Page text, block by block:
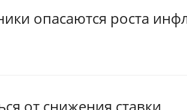
опасаются роста